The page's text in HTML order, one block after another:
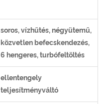
soros, vízhűtés, négyütemű,
közvetlen befecskendezés,
6 hengeres, turbófeltöltés
ellentengely
teljesítményváltó